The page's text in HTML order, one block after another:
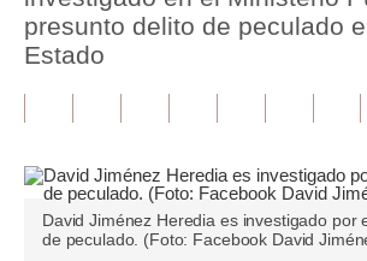
Tu Dinero
Finanzas Personales
Opinión
Editorial
presunto delito de peculado
Estado
David Jiménez Heredia es investigado por
de peculado. (Foto: Facebook David